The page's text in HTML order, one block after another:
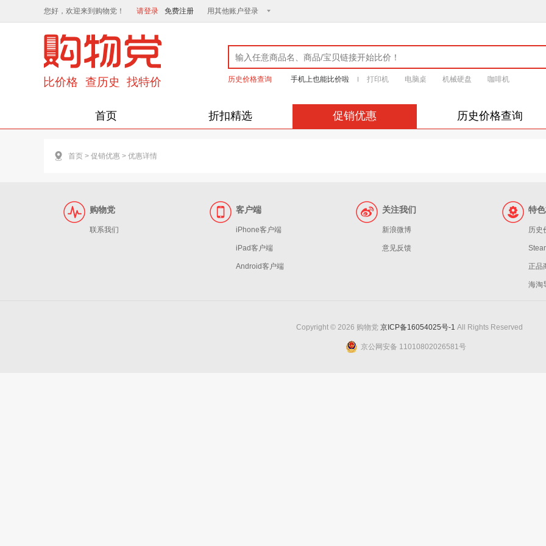
您好，欢迎来到购物党！ 请登录 免费注册 用其他账户登录
历史价格查询 手机上也能比价啦 打印机 电脑桌 机械硬盘 咖啡机
首页 折扣精选 促销优惠 历史价格查询
首页 > 促销优惠 > 优惠详情
购物党
联系我们
客户端
iPhone客户端
iPad客户端
Android客户端
关注我们
新浪微博
意见反馈
特
历史
正品
海淘
Copyright © 2026 购物党 京ICP备16054025号-1 All Rights Reserved
京公网安备 11010802026581号